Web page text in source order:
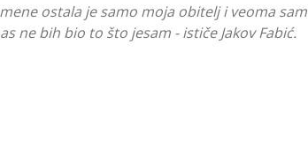
ostala je samo moja obitelj i veoma sam
ne bih bio to što jesam - ističe Jakov Fabić.